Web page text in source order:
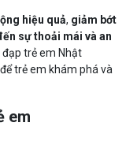
hiệu quả, giảm bớt
sự thoải mái và an
đạp trẻ em Nhật
trẻ em khám phá và
em